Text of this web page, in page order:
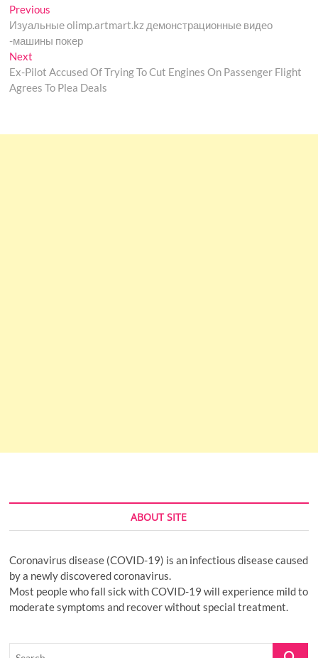
Post
navigation
Previous
post:
Изуальные olimp.artmart.kz демонстрационные видео
-машины покер
Next
post:
Ex-Pilot Accused Of Trying To Cut Engines On Passenger Flight
Agrees To Plea Deals
ABOUT SITE
Coronavirus disease (COVID-19) is an infectious disease caused
by a newly discovered coronavirus.
Most people who fall sick with COVID-19 will experience mild to
moderate symptoms and recover without special treatment.
Search